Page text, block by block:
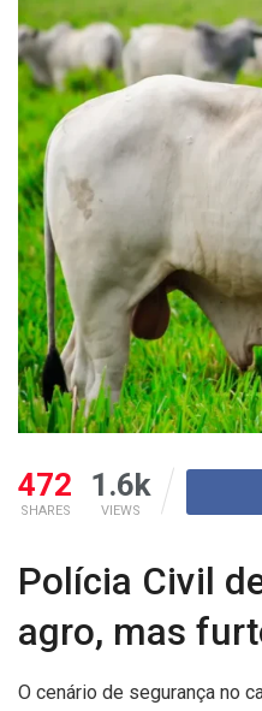
472
SHARES
1.6k
VIEWS
Polícia Civil
agro, mas
O cenário de segurança no